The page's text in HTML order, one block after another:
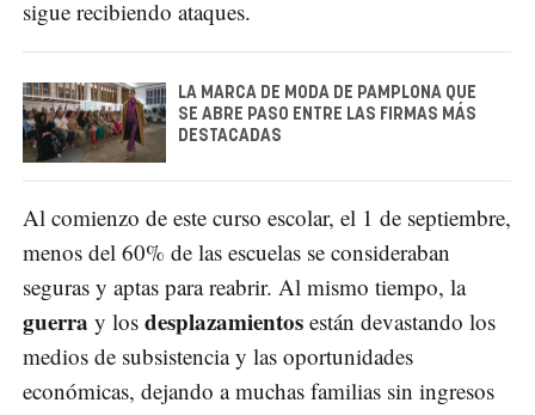
sigue recibiendo ataques.
LA MARCA DE MODA DE PAMPLONA QUE
SE ABRE PASO ENTRE LAS FIRMAS MÁS
DESTACADAS
Al comienzo de este curso escolar, el 1 de septiembre,
menos del 60% de las escuelas se consideraban
seguras y aptas para reabrir. Al mismo tiempo, la
guerra y los desplazamientos están devastando los
medios de subsistencia y las oportunidades
económicas, dejando a muchas familias sin ingresos